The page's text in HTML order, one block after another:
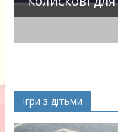
Ігри з дітьми